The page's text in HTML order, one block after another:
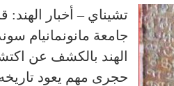
تشيناي – أخبار الهند:
جامعة مانونمانيام
الهند بالكشف عن
حجرى مهم يعود